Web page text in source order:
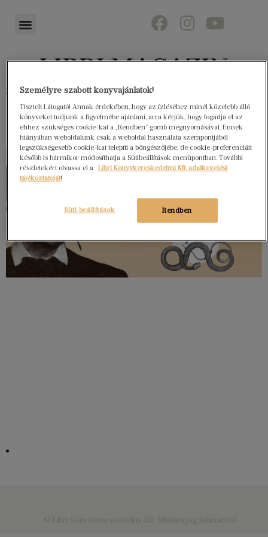
Könyvektől az olvasókig
Személyre szabott könyvajánlatok!
Tisztelt Látogató! Annak érdekében, hogy az ízléséhez minél közelebb álló
könyveket tudjunk a figyelmébe ajánlani, arra kérjük, hogy fogadja el az
ehhez szükséges cookie-kat a „Rendben” gomb megnyomásával. Ennek
hiányában weboldalunk csak a weboldal használata szempontjából
legszükségesebb cookie-kat telepíti a böngészőjébe, de cookie-preferenciáit
később is bármikor módosíthatja a Sütibeállítások menüpontban. További
részletekért olvassa el a
Libri Könyvkereskedelmi Kft. adatkezelési
tájékoztatóját!
Rendben
Süti beállítások